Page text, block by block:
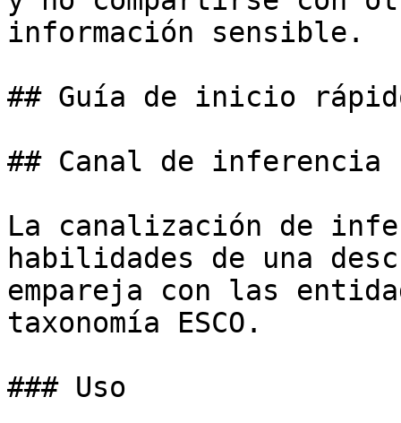
información sensible.
## Guía de inicio
## Canal de inferencia
La canalización de
habilidades de una
empareja con las
taxonomía ESCO.
### Uso